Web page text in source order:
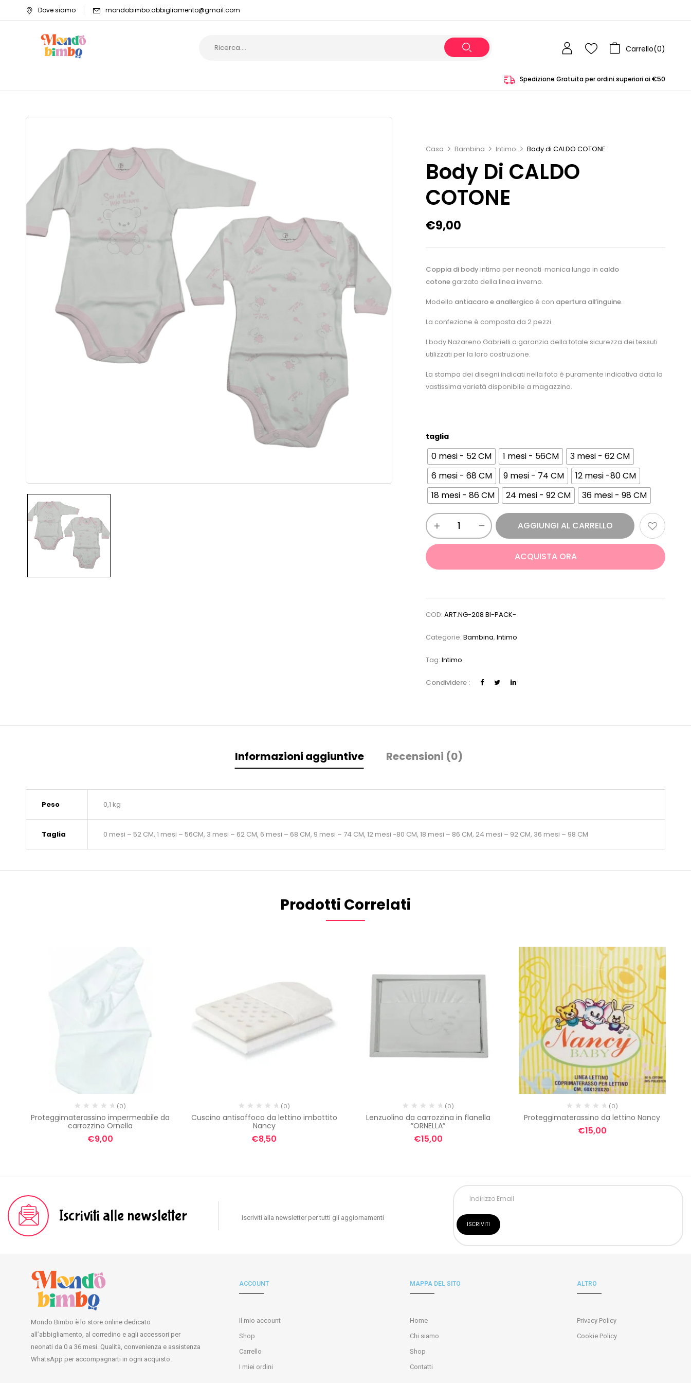
Dove siamo mondobimbo.abbigliamento@gmail.com
Carrello(0)
Spedizione Gratuita per ordini superiori ai €50
Casa Bambina Intimo Body di CALDO COTONE
Body Di CALDO
COTONE
€9,00
Coppia di body intimo per neonati manica lunga in caldo
cotone garzato della linea inverno.
Modello antiacaro e anallergico è con apertura all’inguine.
La confezione è composta da 2 pezzi.
I body Nazareno Gabrielli a garanzia della totale sicurezza dei tessuti
utilizzati per la loro costruzione.
La stampa dei disegni indicati nella foto è puramente indicativa data la
vastissima varietà disponibile a magazzino.
taglia
0 mesi - 52 CM 1 mesi - 56CM
3 mesi - 62 CM
6 mesi - 68 CM
9 mesi - 74 CM
12 mesi -80 CM
18 mesi - 86 CM
24 mesi - 92 CM 36 mesi - 98 CM
AGGIUNGI AL CARRELLO
ACQUISTA ORA
COD:ART.NG-208 BI-PACK-
Categorie:Bambina,Intimo
Tag:Intimo
Condividere :
Informazioni aggiuntive Recensioni (0)
Peso 0,1 kg
Taglia 0 mesi – 52 CM, 1 mesi – 56CM, 3 mesi – 62 CM, 6 mesi – 68 CM, 9 mesi – 74 CM, 12 mesi -80 CM, 18 mesi – 86 CM, 24 mesi – 92 CM, 36 mesi – 98 CM
Prodotti Correlati
(0)
Proteggimaterassino impermeabile da
carrozzino Ornella
€9,00
(0)
Cuscino antisoffoco da lettino imbottito
Nancy
€8,50
(0)
Lenzuolino da carrozzina in flanella
”ORNELLA”
€15,00
(0)
Proteggimaterassino da lettino Nancy
€15,00
Iscriviti alle newsletter Iscriviti alla newsletter per tutti gli aggiornamenti
Mondo Bimbo è lo store online dedicato
all’abbigliamento, al corredino e agli accessori per
neonati da 0 a 36 mesi. Qualità, convenienza e assistenza
WhatsApp per accompagnarti in ogni acquisto.
ACCOUNT
Il mio account
Shop
Carrello
I miei ordini
MAPPA DEL SITO
Home
Chi siamo
Shop
Contatti
ALTRO
Privacy Policy
Cookie Policy